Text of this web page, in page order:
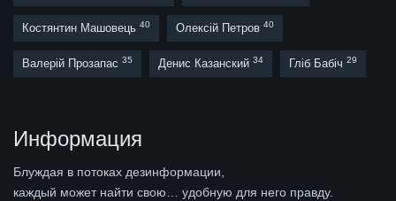
Костянтин Машовець 40 Олексій Петров 40
Валерій Прозапас 35 Денис Казанский 34 Гліб Бабіч 29
Информация
Блуждая в потоках дезинформации,
каждый может найти свою… удобную для него правду.